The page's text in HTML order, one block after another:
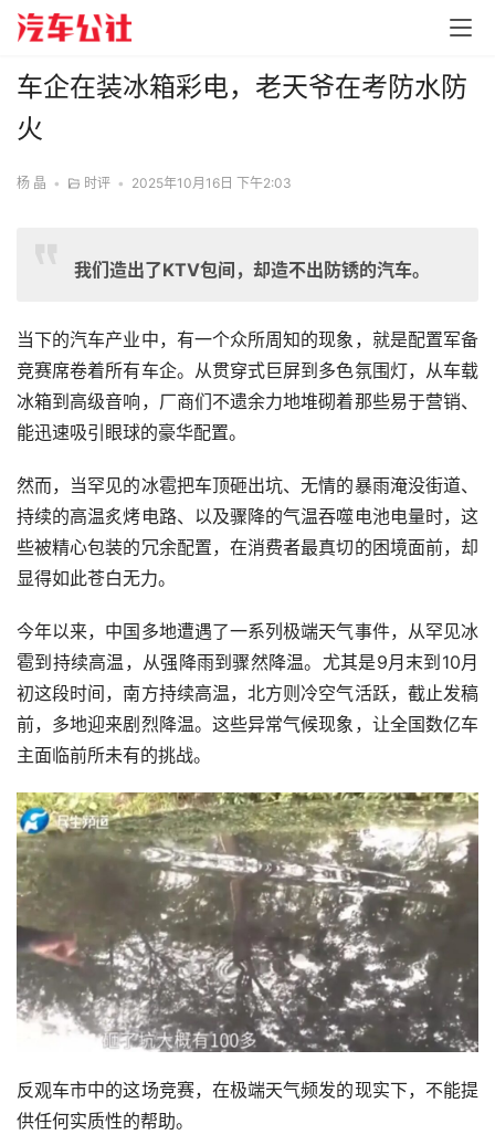
车企在装冰箱彩电，老天爷在考防水防
火
杨 晶 • 时评 • 2025年10月16日 下午2:03
我们造出了KTV包间，却造不出防锈的汽车。
当下的汽车产业中，有一个众所周知的现象，就是配置军备
竞赛席卷着所有车企。从贯穿式巨屏到多色氛围灯，从车载
冰箱到高级音响，厂商们不遗余力地堆砌着那些易于营销、
能迅速吸引眼球的豪华配置。
然而，当罕见的冰雹把车顶砸出坑、无情的暴雨淹没街道、
持续的高温炙烤电路、以及骤降的气温吞噬电池电量时，这
些被精心包装的冗余配置，在消费者最真切的困境面前，却
显得如此苍白无力。
今年以来，中国多地遭遇了一系列极端天气事件，从罕见冰
雹到持续高温，从强降雨到骤然降温。尤其是9月末到10月
初这段时间，南方持续高温，北方则冷空气活跃，截止发稿
前，多地迎来剧烈降温。这些异常气候现象，让全国数亿车
主面临前所未有的挑战。
反观车市中的这场竞赛，在极端天气频发的现实下，不能提
供任何实质性的帮助。